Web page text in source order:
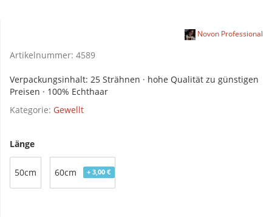
Novon Professional
Artikelnummer: 4589
Verpackungsinhalt: 25 Strähnen · hohe Qualität zu günstigen
Preisen · 100% Echthaar
Kategorie: Gewellt
Länge
50cm 60cm + 3,00 €